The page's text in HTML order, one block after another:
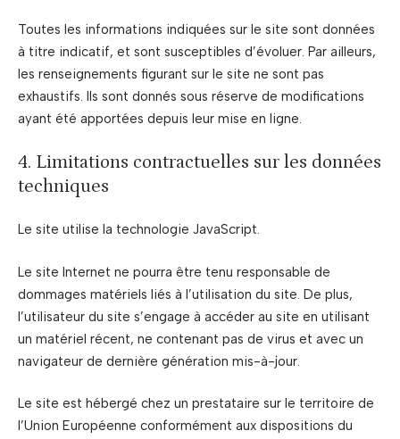
Toutes les informations indiquées sur le site sont données
à titre indicatif, et sont susceptibles d’évoluer. Par ailleurs,
les renseignements figurant sur le site ne sont pas
exhaustifs. Ils sont donnés sous réserve de modifications
ayant été apportées depuis leur mise en ligne.
4. Limitations contractuelles sur les données
techniques
Le site utilise la technologie JavaScript.
Le site Internet ne pourra être tenu responsable de
dommages matériels liés à l’utilisation du site. De plus,
l’utilisateur du site s’engage à accéder au site en utilisant
un matériel récent, ne contenant pas de virus et avec un
navigateur de dernière génération mis-à-jour.
Le site est hébergé chez un prestataire sur le territoire de
l’Union Européenne conformément aux dispositions du